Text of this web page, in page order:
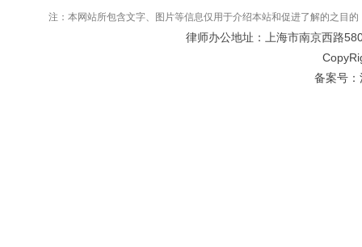
注：本网站所包含文字、图片等信息仅用于介绍本站和促进了解的之目
律师办公地址：上海市南京西路
备案号：